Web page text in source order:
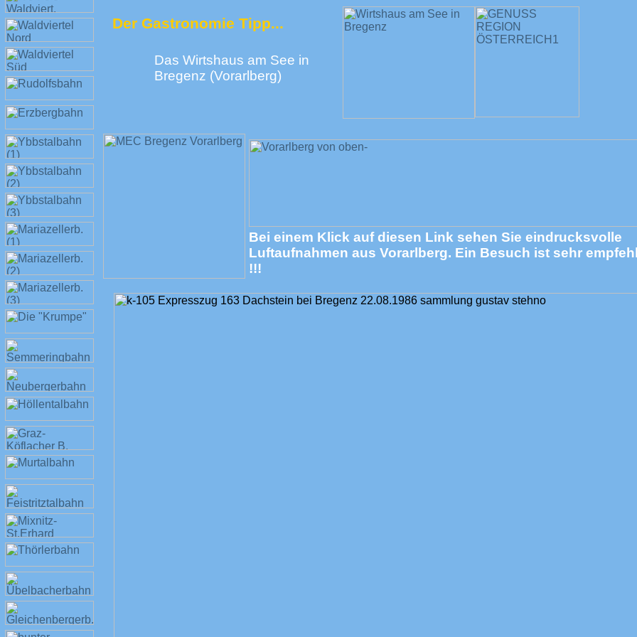
Der Gastronomie Tipp...
Das Wirtshaus am See in
Bregenz (Vorarlberg)
Bei einem Klick auf diesen Link sehen Sie eindrucksvolle
Luftaufnahmen aus Vorarlberg. Ein Besuch ist sehr
!!!